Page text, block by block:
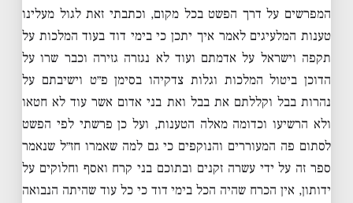
המפרשים על דרך הפשט בכל מקום, וכתבתי זאת לגול מעלינו
טענות המלעיגים לאמר איך יתכן כי בימי דוד בעוד המלכות על
תקפה וישראל על אדמתם ועוד לא נגזרה גזירה וכבר שרו על
הדוכן ביטול המלכות וגלות צדקיהו בסימן פ״ט וישיבתם על
נהרות בבל וקללתם את בבל ואת בני אדום אשר עוד לא חטאו
ולא הרשיעו וכדומה מאלה הטענות, ועל כן פרשתי לפי הפשט
לסתום פה המעוררים והנוקפים כי גם למה שאמרו חז״ל שנאמר
ספר זה על ידי עשרה זקנים ובתוכם בני קרח ואסף וחלוקים על
ידותון, אין הכרח שהיה הכל בימי דוד כי כל עוד שהיתה הנבואה